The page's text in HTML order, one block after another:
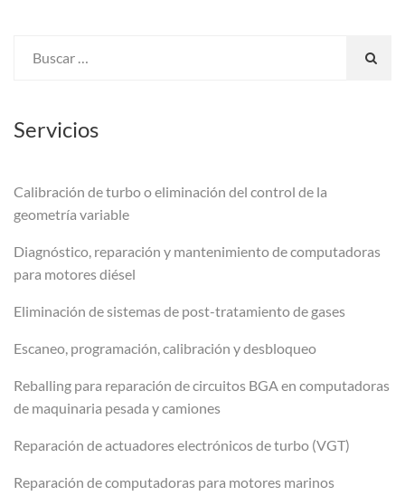
Servicios
Calibración de turbo o eliminación del control de la
geometría variable
Diagnóstico, reparación y mantenimiento de computadoras
para motores diésel
Eliminación de sistemas de post-tratamiento de gases
Escaneo, programación, calibración y desbloqueo
Reballing para reparación de circuitos BGA en computadoras
de maquinaria pesada y camiones
Reparación de actuadores electrónicos de turbo (VGT)
Reparación de computadoras para motores marinos